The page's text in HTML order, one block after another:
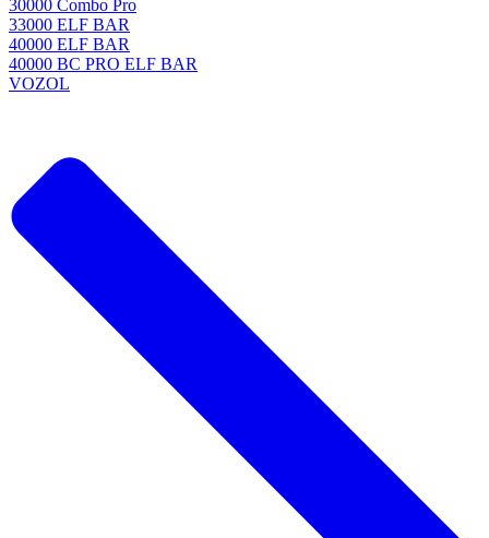
30000 Combo Pro
33000 ELF BAR
40000 ELF BAR
40000 BC PRO ELF BAR
VOZOL